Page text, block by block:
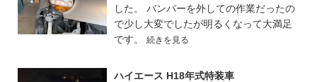
した。 バンパーを外しての作業だったの
で少し大変でしたが明るくなって大満足
です。 続きを見る
ハイエース H18年式特装車